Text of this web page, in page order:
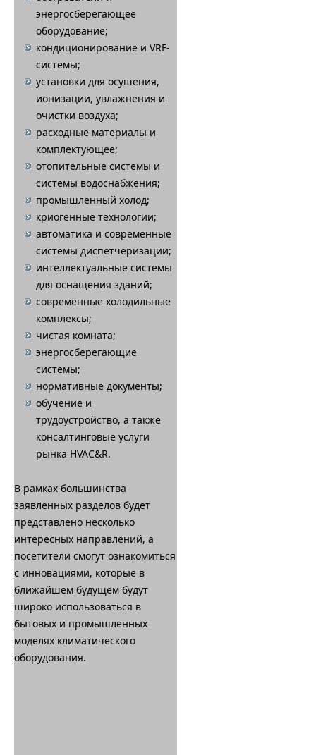
энергосберегающее
оборудование;
кондиционирование и VRF-
системы;
установки для осушения,
ионизации, увлажнения и
очистки воздуха;
расходные материалы и
комплектующее;
отопительные системы и
системы водоснабжения;
промышленный холод;
криогенные технологии;
автоматика и современные
системы диспетчеризации;
интеллектуальные системы
для оснащения зданий;
современные холодильные
комплексы;
чистая комната;
энергосберегающие
системы;
нормативные документы;
обучение и
трудоустройство, а также
консалтинговые услуги
рынка HVAC&R.
В рамках большинства
заявленных разделов будет
представлено несколько
интересных направлений, а
посетители смогут ознакомиться
с инновациями, которые в
ближайшем будущем будут
широко использоваться в
бытовых и промышленных
моделях климатического
оборудования.